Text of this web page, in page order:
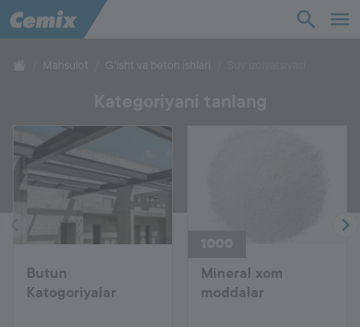
Mahsulot
Yordam
Biz haqimizda
Aloqa
Butun
Katogoriyalar
Mineral xom
moddalar